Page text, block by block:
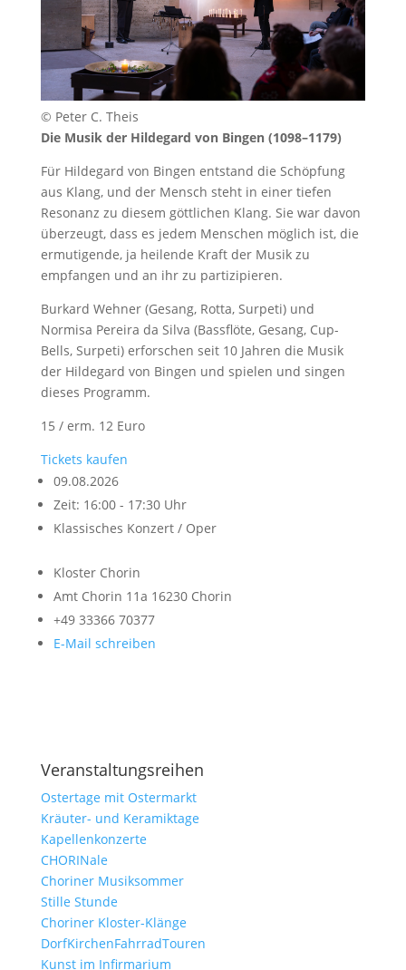
© Peter C. Theis
Die Musik der Hildegard von Bingen (1098–1179)
Für Hildegard von Bingen entstand die Schöpfung
aus Klang, und der Mensch steht in einer tiefen
Resonanz zu diesem göttlichen Klang. Sie war davon
überzeugt, dass es jedem Menschen möglich ist, die
ermutigende, ja heilende Kraft der Musik zu
empfangen und an ihr zu partizipieren.
Burkard Wehner (Gesang, Rotta, Surpeti) und
Normisa Pereira da Silva (Bassflöte, Gesang, Cup-
Bells, Surpeti) erforschen seit 10 Jahren die Musik
der Hildegard von Bingen und spielen und singen
dieses Programm.
15 / erm. 12 Euro
Tickets kaufen
09.08.2026
Zeit: 16:00 - 17:30 Uhr
Klassisches Konzert / Oper
Kloster Chorin
Amt Chorin 11a 16230 Chorin
+49 33366 70377
E-Mail schreiben
Veranstaltungsreihen
Ostertage mit Ostermarkt
Kräuter- und Keramiktage
Kapellenkonzerte
CHORINale
Choriner Musiksommer
Stille Stunde
Choriner Kloster-Klänge
DorfKirchenFahrradTouren
Kunst im Infirmarium